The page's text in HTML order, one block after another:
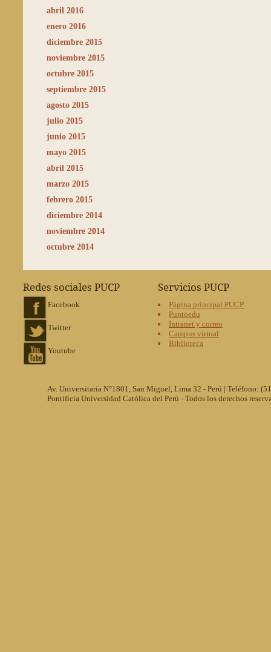
abril 2016
enero 2016
diciembre 2015
noviembre 2015
octubre 2015
septiembre 2015
agosto 2015
julio 2015
junio 2015
mayo 2015
abril 2015
marzo 2015
febrero 2015
diciembre 2014
noviembre 2014
octubre 2014
Redes sociales PUCP
Facebook
Twitter
Youtube
Servicios PUCP
Página principal PUCP
Puntoedu
Intranet y correo
Campus virtual
Biblioteca
Av. Universitaria N°1801, San Miguel, Lima 32 - Perú | Teléfono:
Pontificia Universidad Católica del Perú - Todos los derechos